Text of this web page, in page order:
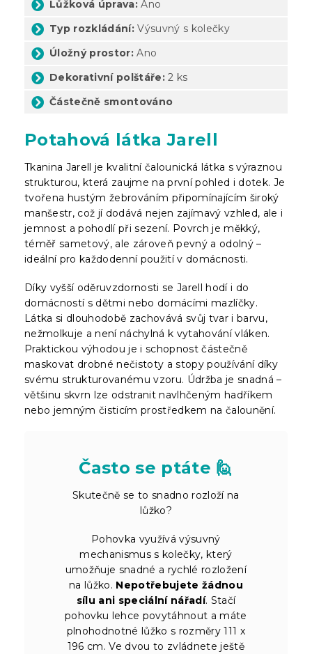
Lůžková úprava:Ano
Typ rozkládání: Výsuvný s kolečky
Úložný prostor: Ano
Dekorativní polštáře: 2 ks
Částečně smontováno
Potahová látka Jarell
Tkanina Jarell je kvalitní čalounická látka s výraznou
strukturou, která zaujme na první pohled i dotek. Je
tvořena hustým žebrováním připomínajícím široký
manšestr, což jí dodává nejen zajímavý vzhled, ale i
jemnost a pohodlí při sezení. Povrch je měkký,
téměř sametový, ale zároveň pevný a odolný –
ideální pro každodenní použití v domácnosti.
Díky vyšší oděruvzdornosti se Jarell hodí i do
domácností s dětmi nebo domácími mazlíčky.
Látka si dlouhodobě zachovává svůj tvar i barvu,
nežmolkuje a není náchylná k vytahování vláken.
Praktickou výhodou je i schopnost částečně
maskovat drobné nečistoty a stopy používání díky
svému strukturovanému vzoru. Údržba je snadná –
většinu skvrn lze odstranit navlhčeným hadříkem
nebo jemným čisticím prostředkem na čalounění.
Často se ptáte 🙋
Skutečně se to snadno rozloží na
lůžko?
Pohovka využívá výsuvný
mechanismus s kolečky, který
umožňuje snadné a rychlé rozložení
na lůžko. Nepotřebujete žádnou
sílu ani speciální nářadí. Stačí
pohovku lehce povytáhnout a máte
plnohodnotné lůžko s rozměry 111 x
196 cm. Ve dvou to zvládnete ještě